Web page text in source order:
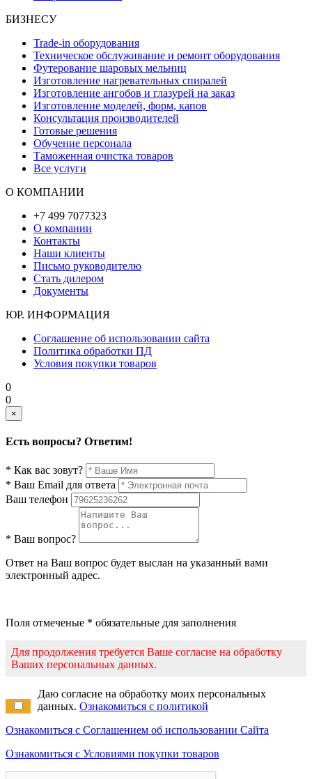
БИЗНЕСУ
Trade-in оборудования
Техническое обслуживание и ремонт оборудования
Футерование шаровых мельниц
Изготовление нагревательных спиралей
Изготовление ангобов и глазурей на заказ
Изготовление моделей, форм, капов
Консультация производителей
Готовые решения
Обучение персонала
Таможенная очистка товаров
Все услуги
О КОМПАНИИ
+7 499 7077323
О компании
Контакты
Наши клиенты
Письмо руководителю
Стать дилером
Документы
ЮР. ИНФОРМАЦИЯ
Соглашение об использовании сайта
Политика обработки ПД
Условия покупки товаров
0
0
×
Есть вопросы? Ответим!
* Как вас зовут?
* Ваш Email для ответа
Ваш телефон
* Ваш вопрос?
Ответ на Ваш вопрос будет выслан на указанный вами
электронный адрес.
Поля отмеченые * обязательные для заполнения
Для продолжения требуется Ваше согласие на обработку
Ваших персональных данных.
Даю согласие на обработку моих персональных
данных. Ознакомиться с политикой
Ознакомиться с Соглашением об использовании Сайта
Ознакомиться с Условиями покупки товаров